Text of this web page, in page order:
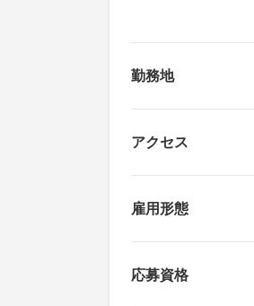
勤務地
アクセス
雇用形態
応募資格